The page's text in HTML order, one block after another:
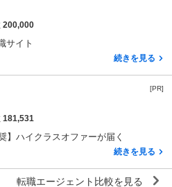
200,000
サイト
続きを見る
[PR]
181,531
】ハイクラスオファーが届く
続きを見る
転職エージェント比較を見る